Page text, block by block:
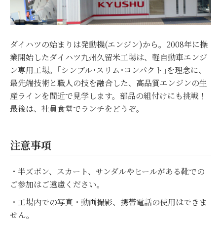
ダイハツの始まりは発動機(エンジン)から。2008年に操
業開始したダイハツ九州久留米工場は、軽自動車エンジ
ン専用工場。｢シンプル･スリム･コンパクト｣を理念に、
最先端技術と職人の技を融合した、高品質エンジンの生
産ラインを間近で見学します。部品の組付けにも挑戦！
最後は、社員食堂でランチをどうぞ。
注意事項
・半ズボン、スカート、サンダルやヒールがある靴での
ご参加はご遠慮ください。
・工場内での写真・動画撮影、携帯電話の使用はできま
せん。